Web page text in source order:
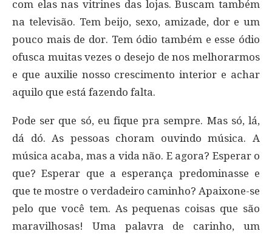
com elas nas vitrines das lojas. Buscam também
na televisão. Tem beijo, sexo, amizade, dor e um
pouco mais de dor. Tem ódio também e esse ódio
ofusca muitas vezes o desejo de nos melhorarmos
e que auxilie nosso crescimento interior e achar
aquilo que está fazendo falta.
Pode ser que só, eu fique pra sempre. Mas só, lá,
dá dó. As pessoas choram ouvindo música. A
música acaba, mas a vida não. E agora? Esperar o
que? Esperar que a esperança predominasse e
que te mostre o verdadeiro caminho? Apaixone-se
pelo que você tem. As pequenas coisas que são
maravilhosas! Uma palavra de carinho, um